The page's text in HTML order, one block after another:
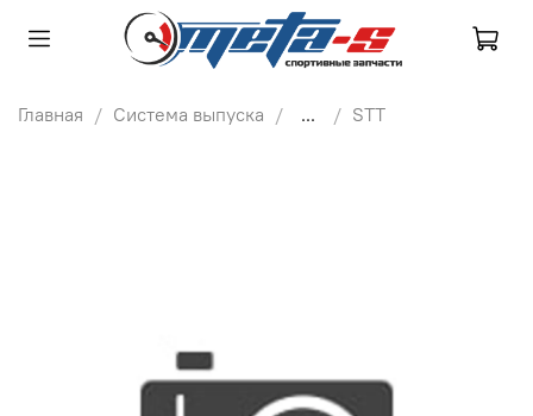
Главная Система выпуска ... STT